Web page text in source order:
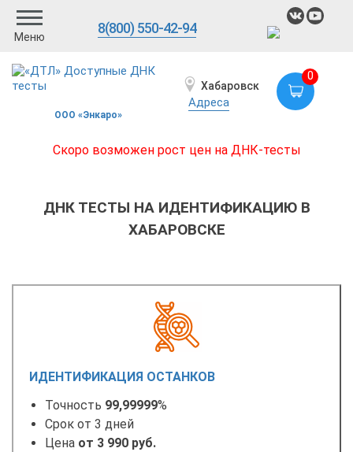
Меню
8(800) 550-42-94
ООО «Энкаро»
Хабаровск
Адреса
0
Скоро возможен рост цен на ДНК-тесты
ДНК ТЕСТЫ НА ИДЕНТИФИКАЦИЮ В
ХАБАРОВСКЕ
ИДЕНТИФИКАЦИЯ ОСТАНКОВ
Точность 99,99999%
Срок от 3 дней
Цена от 3 990 руб.